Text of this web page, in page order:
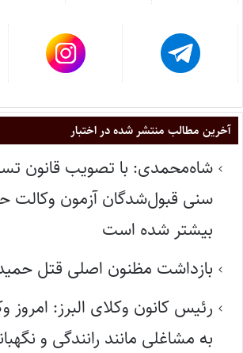
آخرین مطالب منتشر شده در اختبار
شاه‌محمدی: با تصویب قانون
بیشتر شده است
بازداشت مظنون اصلی قتل
رئیس کانون وکلای البرز: امروز
به مشاغلی مانند رانندگی و